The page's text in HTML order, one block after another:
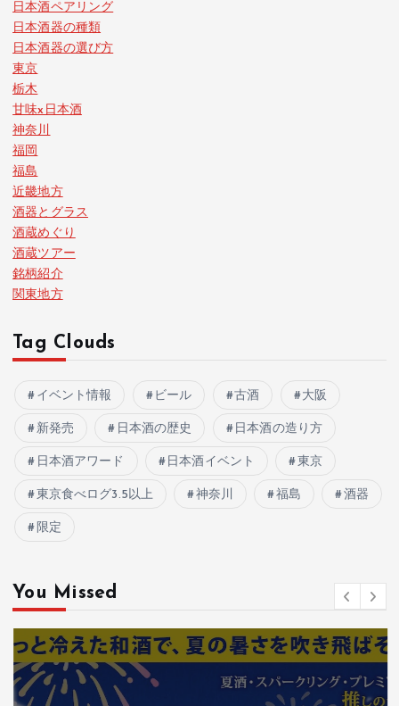
日本酒ペアリング
日本酒器の種類
日本酒器の選び方
東京
栃木
甘味x日本酒
神奈川
福岡
福島
近畿地方
酒器とグラス
酒蔵めぐり
酒蔵ツアー
銘柄紹介
関東地方
Tag Clouds
イベント情報 ビール 古酒 大阪
新発売 日本酒の歴史 日本酒の造り方
日本酒アワード 日本酒イベント 東京
東京食べログ3.5以上 神奈川 福島 酒器
限定
You Missed